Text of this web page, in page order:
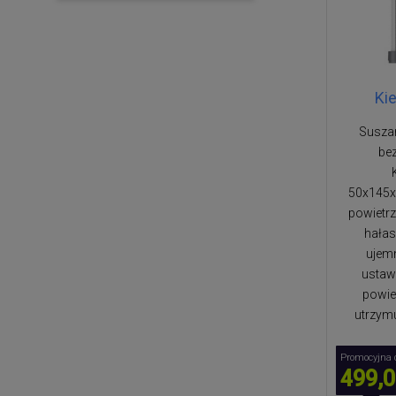
Promocyjna